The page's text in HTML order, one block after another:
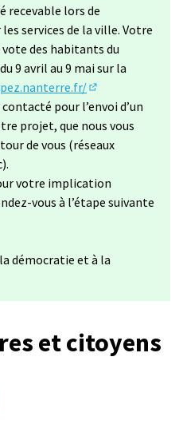
recevable lors de
services de la ville. Votre
des habitants du
9 avril au 9 mai sur la
(S'ouvre dans
pour l’envoi d’un
projet, que nous vous
de vous (réseaux
votre implication
vous à l’étape suivante
démocratie et à la
et citoyens